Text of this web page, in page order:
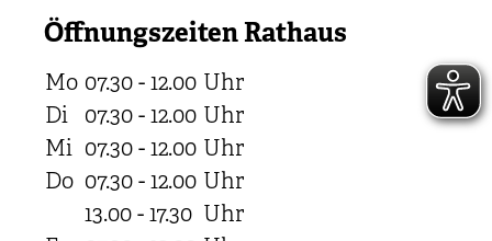
Öffnungszeiten Rathaus
Mo 07.30 - 12.00 Uhr
Di
07.30 - 12.00 Uhr
Mi 07.30 - 12.00 Uhr
Do 07.30 - 12.00 Uhr
13.00 - 17.30 Uhr